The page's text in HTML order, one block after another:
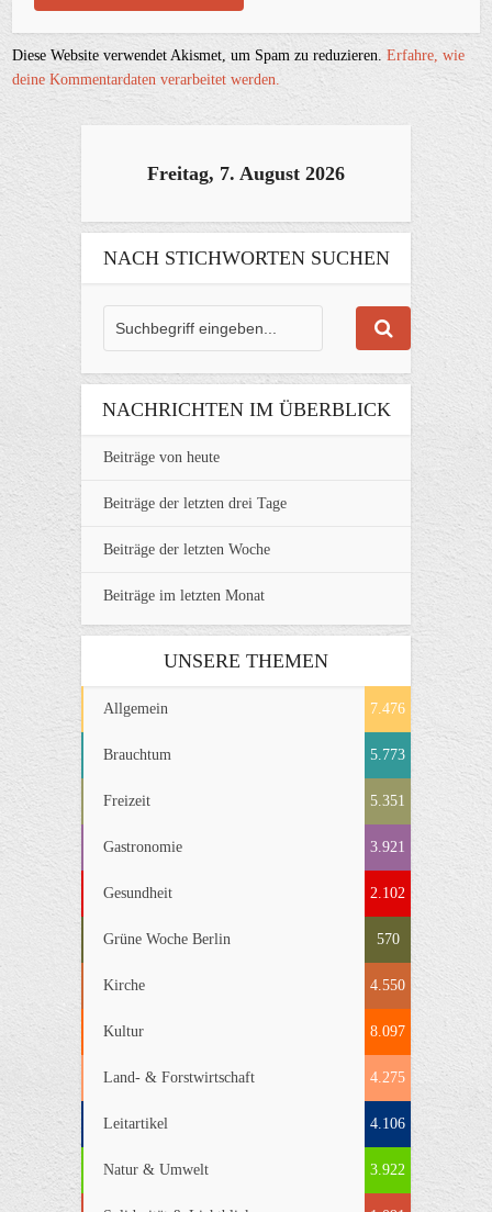
Diese Website verwendet Akismet, um Spam zu reduzieren.Erfahre, wie
deine Kommentardaten verarbeitet werden.
Freitag, 7. August 2026
NACH STICHWORTEN SUCHEN
NACHRICHTEN IM ÜBERBLICK
Beiträge von heute
Beiträge der letzten drei Tage
Beiträge der letzten Woche
Beiträge im letzten Monat
UNSERE THEMEN
Allgemein 7.476
Brauchtum 5.773
Freizeit 5.351
Gastronomie 3.921
Gesundheit 2.102
Grüne Woche Berlin 570
Kirche 4.550
Kultur 8.097
Land- & Forstwirtschaft 4.275
Leitartikel 4.106
Natur & Umwelt 3.922